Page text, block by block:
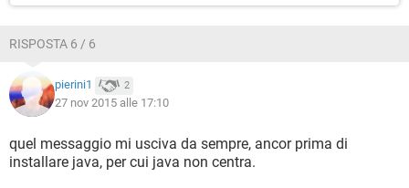
RISPOSTA 6 / 6
pierini1 2
27 nov 2015 alle 17:10
quel messaggio mi usciva da sempre, ancor prima di
installare java, per cui java non centra.